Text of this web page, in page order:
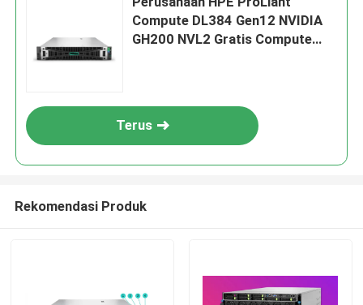
Compute DL384 Gen12 NVIDIA
GH200 NVL2 Gratis Compute
Terus
Rekomendasi Produk